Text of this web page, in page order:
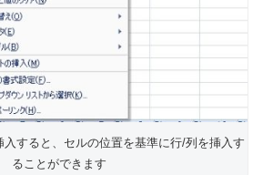
すると、セルの位置を基準に行/列を挿入す
ることができます